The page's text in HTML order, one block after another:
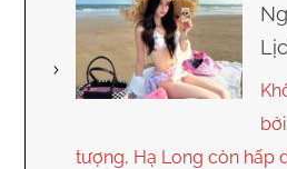
tượng, Hạ Long còn hấp